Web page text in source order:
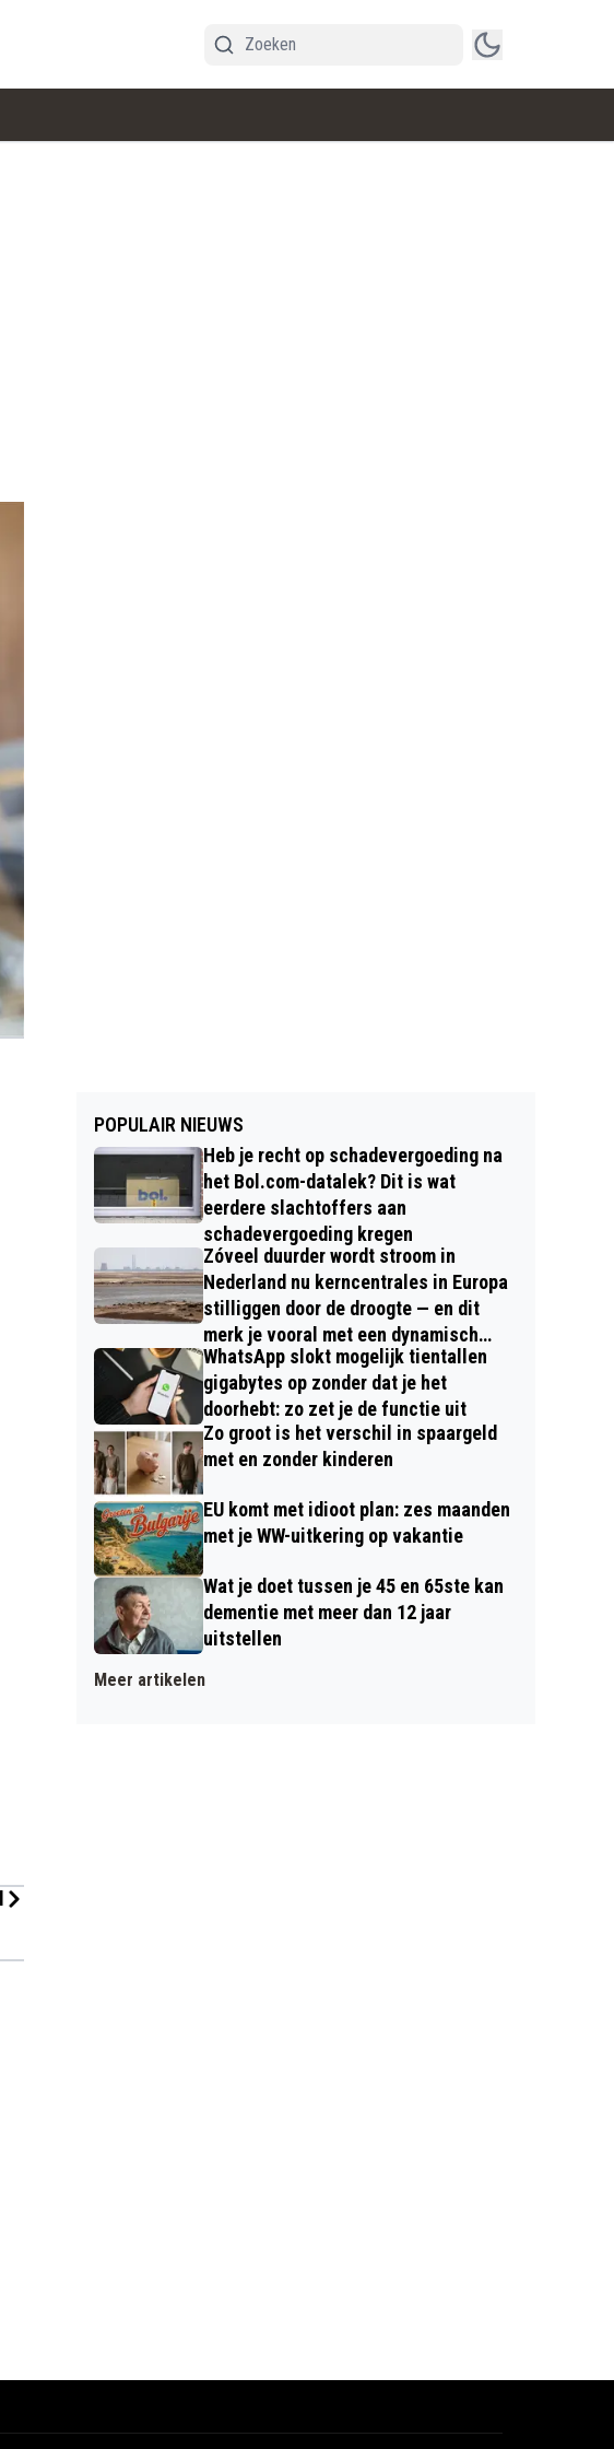
POPULAIR NIEUWS
Heb je recht op schadevergoeding na
het Bol.com-datalek? Dit is wat
eerdere slachtoffers aan
schadevergoeding kregen
Zóveel duurder wordt stroom in
Nederland nu kerncentrales in Europa
stilliggen door de droogte — en dit
merk je vooral met een dynamisch
contract
WhatsApp slokt mogelijk tientallen
gigabytes op zonder dat je het
doorhebt: zo zet je de functie uit
Zo groot is het verschil in spaargeld
met en zonder kinderen
EU komt met idioot plan: zes maanden
met je WW-uitkering op vakantie
Wat je doet tussen je 45 en 65ste kan
dementie met meer dan 12 jaar
uitstellen
Meer artikelen